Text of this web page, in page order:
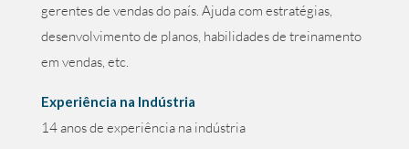
gerentes de vendas do país. Ajuda com estratégias,
desenvolvimento de planos, habilidades de treinamento
em vendas, etc.
Experiência na Indústria
14 anos de experiência na indústria